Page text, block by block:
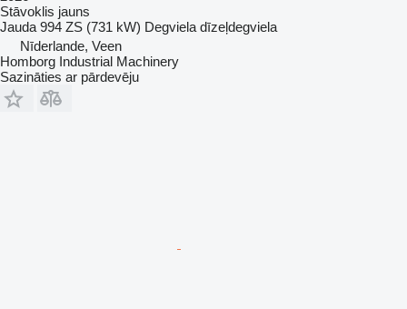
Stāvoklis jauns
Jauda 994 ZS (731 kW) Degviela dīzeļdegviela
Nīderlande, Veen
Homborg Industrial Machinery
Sazināties ar pārdevēju